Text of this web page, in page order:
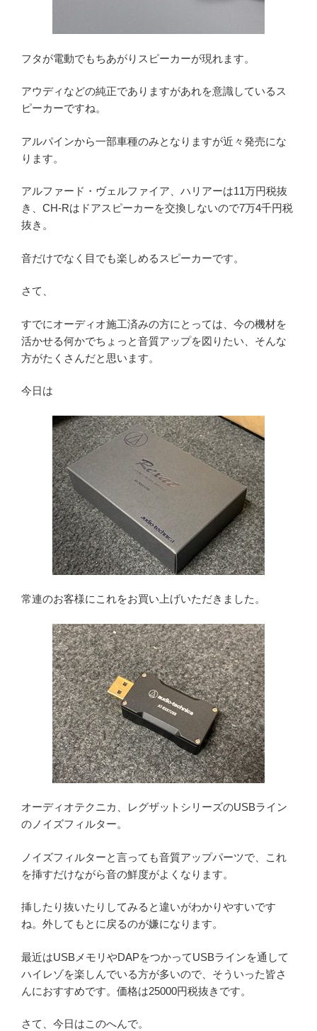
フタが電動でもちあがりスピーカーが現れます。
アウディなどの純正でありますがあれを意識しているス
ピーカーですね。
アルパインから一部車種のみとなりますが近々発売にな
ります。
アルファード・ヴェルファイア、ハリアーは11万円税抜
き、CH-Rはドアスピーカーを交換しないので7万4千円税
抜き。
音だけでなく目でも楽しめるスピーカーです。
さて、
すでにオーディオ施工済みの方にとっては、今の機材を
活かせる何かでちょっと音質アップを図りたい、そんな
方がたくさんだと思います。
今日は
常連のお客様にこれをお買い上げいただきました。
オーディオテクニカ、レグザットシリーズのUSBライン
のノイズフィルター。
ノイズフィルターと言っても音質アップパーツで、これ
を挿すだけながら音の鮮度がよくなります。
挿したり抜いたりしてみると違いがわかりやすいです
ね。外してもとに戻るのが嫌になります。
最近はUSBメモリやDAPをつかってUSBラインを通して
ハイレゾを楽しんでいる方が多いので、そういった皆さ
んにおすすめです。価格は25000円税抜きです。
さて、今日はこのへんで。